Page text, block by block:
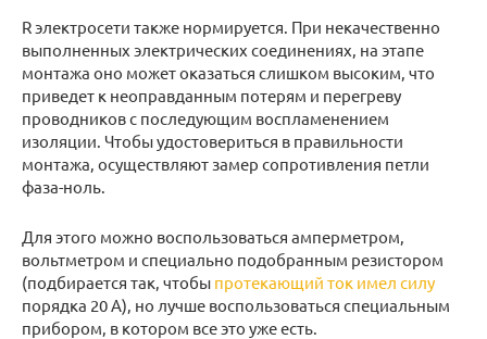
R электросети также нормируется. При некачественно
выполненных электрических соединениях, на этапе
монтажа оно может оказаться слишком высоким, что
приведет к неоправданным потерям и перегреву
проводников с последующим воспламенением
изоляции. Чтобы удостовериться в правильности
монтажа, осуществляют замер сопротивления петли
фаза-ноль.
Для этого можно воспользоваться амперметром,
вольтметром и специально подобранным резистором
(подбирается так, чтобы протекающий ток имел силу
порядка 20 А), но лучше воспользоваться специальным
прибором, в котором все это уже есть.